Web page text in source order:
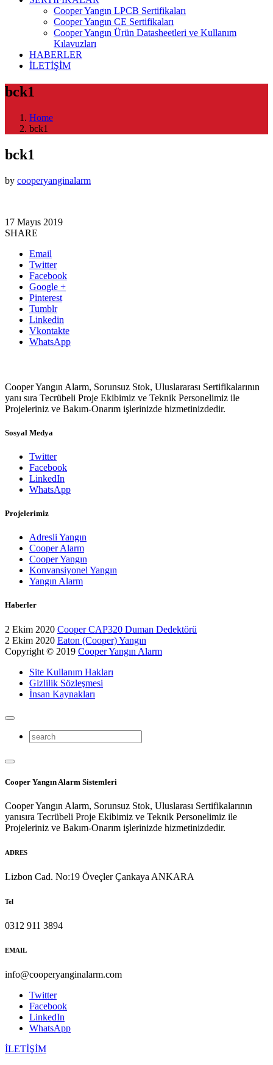
Cooper Yangın LPCB Sertifikaları
Cooper Yangın CE Sertifikaları
Cooper Yangın Ürün Datasheetleri ve Kullanım
Kılavuzları
HABERLER
İLETİŞİM
bck1
Home
bck1
bck1
by cooperyanginalarm
17 Mayıs 2019
SHARE
Email
Twitter
Facebook
Google +
Pinterest
Tumblr
Linkedin
Vkontakte
WhatsApp
Cooper Yangın Alarm, Sorunsuz Stok, Uluslararası Sertifikalarının
yanı sıra Tecrübeli Proje Ekibimiz ve Teknik Personelimiz ile
Projeleriniz ve Bakım-Onarım işlerinizde hizmetinizdedir.
Sosyal Medya
Twitter
Facebook
LinkedIn
WhatsApp
Projelerimiz
Adresli Yangın
Cooper Alarm
Cooper Yangın
Konvansiyonel Yangın
Yangın Alarm
Haberler
2 Ekim 2020 Cooper CAP320 Duman Dedektörü
2 Ekim 2020 Eaton (Cooper) Yangın
Copyright © 2019 Cooper Yangın Alarm
Site Kullanım Hakları
Gizlilik Sözleşmesi
İnsan Kaynakları
Cooper Yangın Alarm Sistemleri
Cooper Yangın Alarm, Sorunsuz Stok, Uluslarası Sertifikalarının
yanısıra Tecrübeli Proje Ekibimiz ve Teknik Personelimiz ile
Projeleriniz ve Bakım-Onarım işlerinizde hizmetinizdedir.
ADRES
Lizbon Cad. No:19 Öveçler Çankaya ANKARA
Tel
0312 911 3894
EMAIL
info@cooperyanginalarm.com
Twitter
Facebook
LinkedIn
WhatsApp
İLETİŞİM